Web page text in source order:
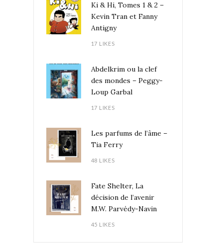
Ki & Hi, Tomes 1 & 2 –
Kevin Tran et Fanny
Antigny
17 LIKES
Abdelkrim ou la clef
des mondes – Peggy-
Loup Garbal
17 LIKES
Les parfums de l’âme –
Tia Ferry
48 LIKES
Fate Shelter, La
décision de l’avenir
M.W. Parvédy-Navin
45 LIKES